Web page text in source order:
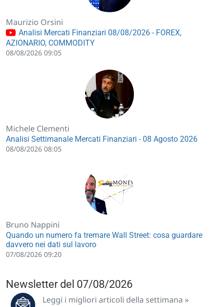
Maurizio Orsini
Analisi Mercati Finanziari 08/08/2026 - FOREX,
AZIONARIO, COMMODITY
08/08/2026 09:05
Michele Clementi
Analisi Settimanale Mercati Finanziari - 08 Agosto 2026
08/08/2026 08:05
Bruno Nappini
Quando un numero fa tremare Wall Street: cosa guardare
davvero nei dati sul lavoro
07/08/2026 09:20
Newsletter del 07/08/2026
Leggi i migliori articoli della settimana »